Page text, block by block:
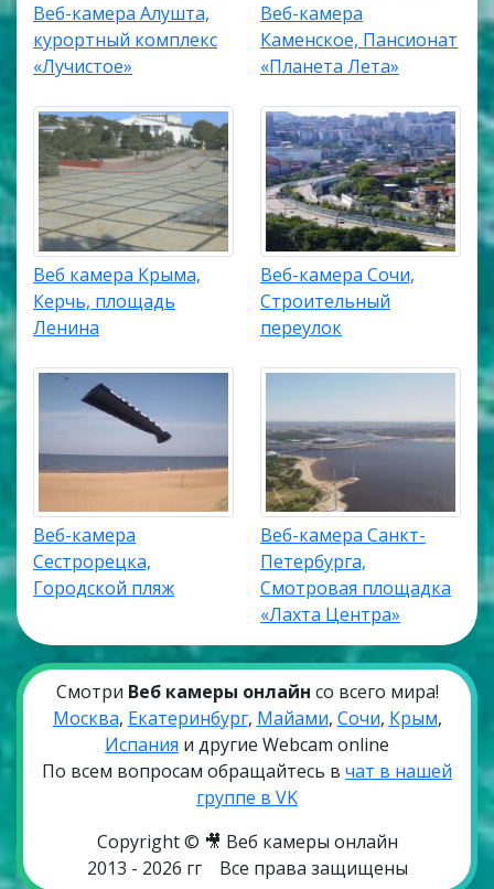
Веб-камера Алушта,
курортный комплекс
«Лучистое»
Веб-камера
Каменское, Пансионат
«Планета Лета»
Веб камера Крыма,
Керчь, площадь
Ленина
Веб-камера Сочи,
Строительный
переулок
Веб-камера
Сестрорецка,
Городской пляж
Веб-камера Санкт-
Петербурга,
Смотровая площадка
«Лахта Центра»
Смотри Веб камеры онлайн со всего мира!
Москва, Екатеринбург, Майами, Сочи, Крым,
Испания и другие Webcam online
По всем вопросам обращайтесь в чат в нашей
группе в VK
Copyright © 🎥 Веб камеры онлайн
2013 - 2026 гг
Все права защищены